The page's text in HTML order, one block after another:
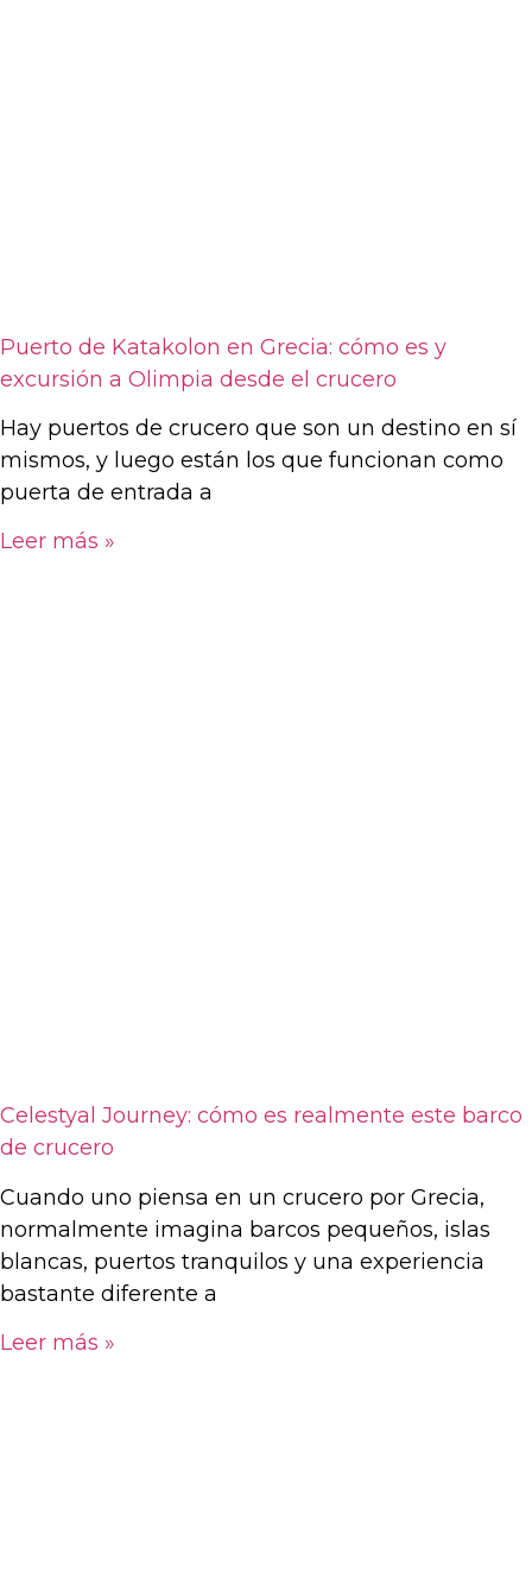
Puerto de Katakolon en Grecia: cómo es y
excursión a Olimpia desde el crucero
Hay puertos de crucero que son un destino en sí
mismos, y luego están los que funcionan como
puerta de entrada a
Leer más »
Celestyal Journey: cómo es realmente este barco
de crucero
Cuando uno piensa en un crucero por Grecia,
normalmente imagina barcos pequeños, islas
blancas, puertos tranquilos y una experiencia
bastante diferente a
Leer más »